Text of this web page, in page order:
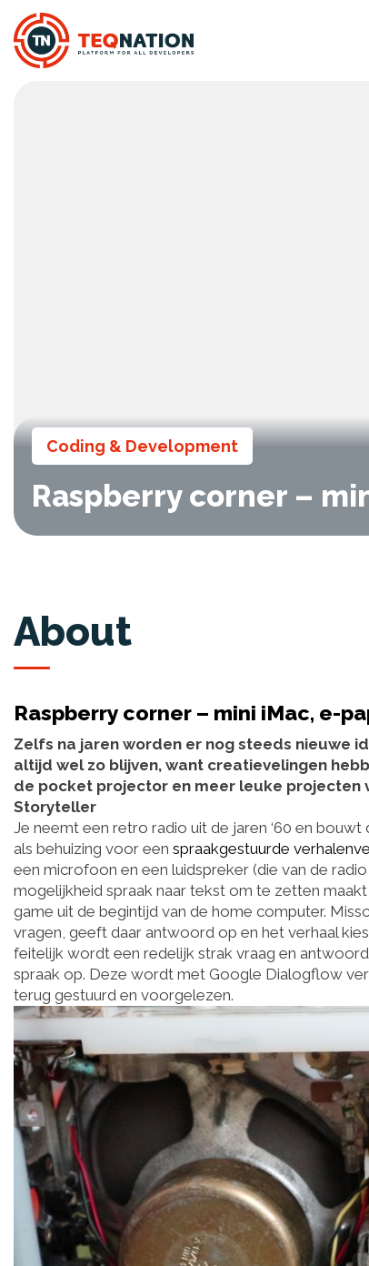
Coding & Development
Raspberry corner –
About
Raspberry corner – mini iMac, e-
Zelfs na jaren worden er nog steeds nieuwe
altijd wel zo blijven, want creatievelingen
de pocket projector en meer leuke projecten
Storyteller
Je neemt een retro radio uit de jaren ‘60 en
als behuizing voor een spraakgestuurde
een microfoon en een luidspreker (die van de
mogelijkheid spraak naar tekst om te zetten
game uit de begintijd van de home computer.
vragen, geeft daar antwoord op en het verhaal
feitelijk wordt een redelijk strak vraag en
spraak op. Deze wordt met Google Dialogflow
terug gestuurd en voorgelezen.